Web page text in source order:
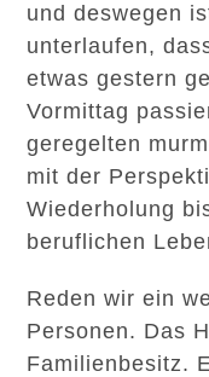
und deswegen
unterlaufen,
etwas gestern
Vormittag
geregelten
mit der
Wiederholung
beruflichen
Reden wir ein
Personen. Das
Familienbesitz.